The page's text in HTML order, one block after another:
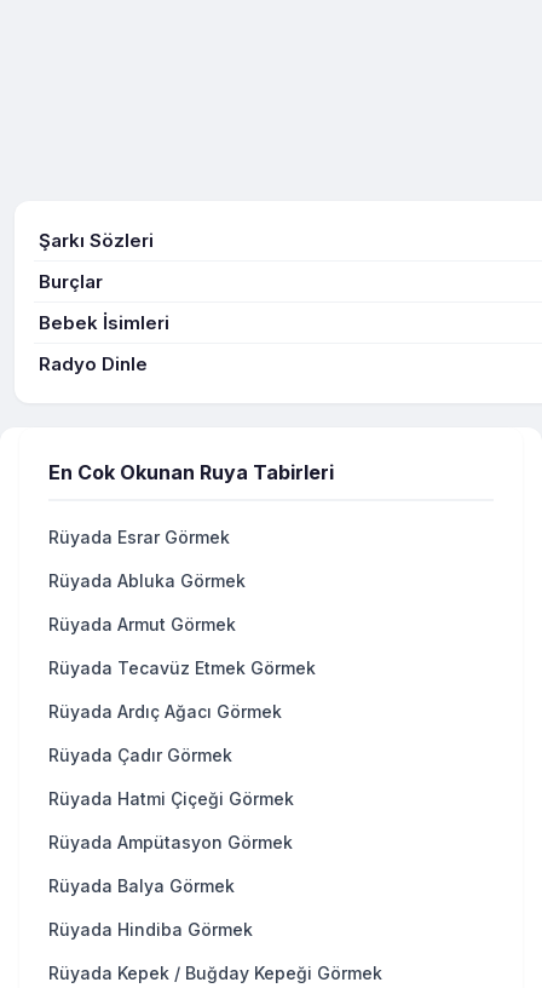
Şarkı Sözleri
Burçlar
Bebek İsimleri
Radyo Dinle
En Cok Okunan Ruya Tabirleri
Rüyada Esrar Görmek
Rüyada Abluka Görmek
Rüyada Armut Görmek
Rüyada Tecavüz Etmek Görmek
Rüyada Ardıç Ağacı Görmek
Rüyada Çadır Görmek
Rüyada Hatmi Çiçeği Görmek
Rüyada Ampütasyon Görmek
Rüyada Balya Görmek
Rüyada Hindiba Görmek
Rüyada Kepek / Buğday Kepeği Görmek